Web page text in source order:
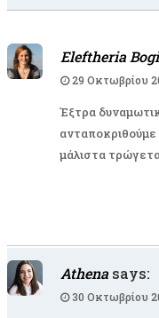
Eleftheria
29 Οκτωβρίου
Έξτρα
ανταποκριθούμε
μάλιστα
Athena says:
30 Οκτωβρίου